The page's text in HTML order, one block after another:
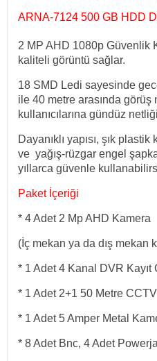
ARNA-7124 500 GB HDD
2 MP AHD 1080p Güvenlik
kaliteli görüntü sağlar.
18 SMD Ledi sayesinde
ile 40 metre arasında
kullanıcılarına gündüz
Dayanıklı yapısı, şık
ve yağış-rüzgar engel
yıllarca güvenle
Paket İçeriği
* 4 Adet 2 Mp AHD Kamera
(İç mekan ya da dış mekan
* 1 Adet 4 Kanal DVR Kayıt
* 1 Adet 2+1 50 Metre
* 1 Adet 5 Amper Metal
* 8 Adet Bnc, 4 Adet